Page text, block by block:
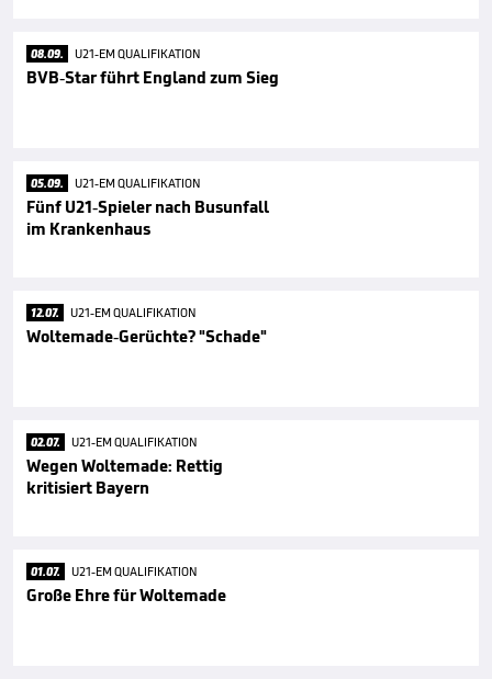
08.09. U21-EM QUALIFIKATION
BVB-Star führt England zum Sieg
05.09. U21-EM QUALIFIKATION
Fünf U21-Spieler nach Busunfall
im Krankenhaus
12.07. U21-EM QUALIFIKATION
Woltemade-Gerüchte? "Schade"
02.07. U21-EM QUALIFIKATION
Wegen Woltemade: Rettig
kritisiert Bayern
01.07. U21-EM QUALIFIKATION
Große Ehre für Woltemade